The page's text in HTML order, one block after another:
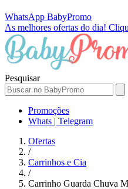
WhatsApp BabyPromo
As melhores ofertas do dia!
Pesquisar
Promoções
Whats | Telegram
Ofertas
/
Carrinhos e Cia
/
Carrinho Guarda Chuva